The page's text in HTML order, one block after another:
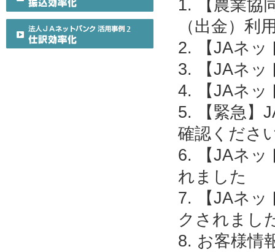
1. 【農業協
（出金）利
2. 【JAネッ
3. 【JAネッ
4. 【JAネッ
5. 【緊急】
確認くださ
6. 【JAネッ
れました
7. 【JAネッ
クされまし
8. お客様情